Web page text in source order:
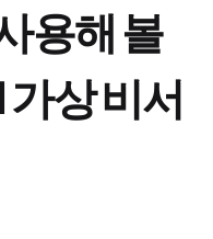
용해 볼
가상 비서